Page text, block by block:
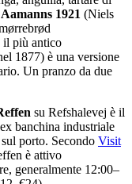
Aamanns 1921 (Niels
il più antico
1877) è una versione
Un pranzo da due
su Refshalevej è il
banchina industriale
porto. Secondo Visit
è attivo
generalmente 12:00–